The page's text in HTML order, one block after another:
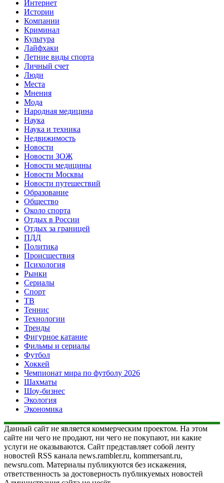
Интернет
Истории
Компании
Криминал
Культура
Лайфхаки
Летние виды спорта
Личный счет
Люди
Места
Мнения
Мода
Народная медицина
Наука
Наука и техника
Недвижимость
Новости
Новости ЗОЖ
Новости медицины
Новости Москвы
Новости путешествий
Образование
Общество
Около спорта
Отдых в России
Отдых за границей
ПДД
Политика
Происшествия
Психология
Рынки
Сериалы
Спорт
ТВ
Теннис
Технологии
Тренды
Фигурное катание
Фильмы и сериалы
Футбол
Хоккей
Чемпионат мира по футболу 2026
Шахматы
Шоу-бизнес
Экология
Экономика
Данный сайт не является коммерческим проектом. На этом
сайте ни чего не продают, ни чего не покупают, ни какие
услуги не оказываются. Сайт представляет собой ленту
новостей RSS канала news.rambler.ru, kommersant.ru,
newsru.com. Материалы публикуются без искажения,
ответственность за достоверность публикуемых новостей